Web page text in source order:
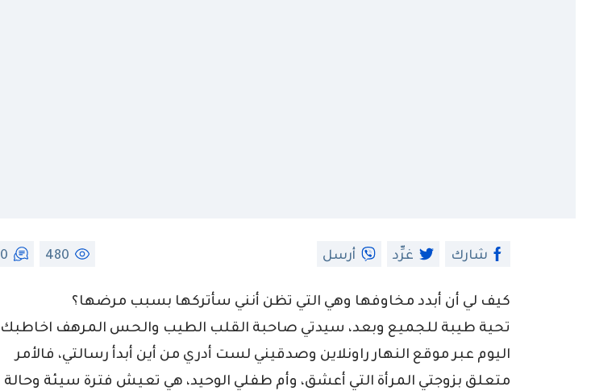
شارك غرِّد أرسل 480
0
كيف لي أن أبدد مخاوفها وهي التي تظن أنني سأتركها بسبب مرضها؟
تحية طيبة للجميع وبعد، سيدتي صاحبة القلب الطيب والحس المرهف اخاطبك
اليوم عبر موقع النهار راونلاين وصدقيني لست أدري من أين أبدأ رسالتي، فالأمر
متعلق بزوجتي المرأة التي أعشق، وأم طفلي الوحيد، هي تعيش فترة سيئة وحالة